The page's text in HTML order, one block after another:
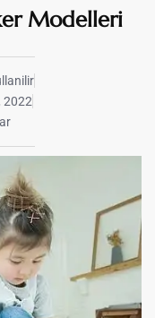
Modelleri
2022